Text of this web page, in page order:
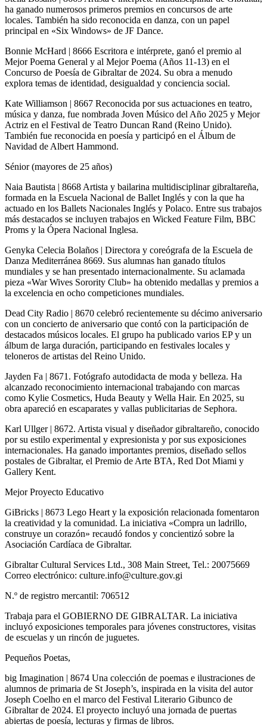
ha ganado numerosos primeros premios en concursos de arte
locales. También ha sido reconocida en danza, con un papel
principal en «Six Windows» de JF Dance.
Bonnie McHard | 8666 Escritora e intérprete, ganó el premio al
Mejor Poema General y al Mejor Poema (Años 11-13) en el
Concurso de Poesía de Gibraltar de 2024. Su obra a menudo
explora temas de identidad, desigualdad y conciencia social.
Kate Williamson | 8667 Reconocida por sus actuaciones en teatro,
música y danza, fue nombrada Joven Músico del Año 2025 y Mejor
Actriz en el Festival de Teatro Duncan Rand (Reino Unido).
También fue reconocida en poesía y participó en el Álbum de
Navidad de Albert Hammond.
Sénior (mayores de 25 años)
Naia Bautista | 8668 Artista y bailarina multidisciplinar gibraltareña,
formada en la Escuela Nacional de Ballet Inglés y con la que ha
actuado en los Ballets Nacionales Inglés y Polaco. Entre sus trabajos
más destacados se incluyen trabajos en Wicked Feature Film, BBC
Proms y la Ópera Nacional Inglesa.
Genyka Celecia Bolaños | Directora y coreógrafa de la Escuela de
Danza Mediterránea 8669. Sus alumnas han ganado títulos
mundiales y se han presentado internacionalmente. Su aclamada
pieza «War Wives Sorority Club» ha obtenido medallas y premios a
la excelencia en ocho competiciones mundiales.
Dead City Radio | 8670 celebró recientemente su décimo aniversario
con un concierto de aniversario que contó con la participación de
destacados músicos locales. El grupo ha publicado varios EP y un
álbum de larga duración, participando en festivales locales y
teloneros de artistas del Reino Unido.
Jayden Fa | 8671. Fotógrafo autodidacta de moda y belleza. Ha
alcanzado reconocimiento internacional trabajando con marcas
como Kylie Cosmetics, Huda Beauty y Wella Hair. En 2025, su
obra apareció en escaparates y vallas publicitarias de Sephora.
Karl Ullger | 8672. Artista visual y diseñador gibraltareño, conocido
por su estilo experimental y expresionista y por sus exposiciones
internacionales. Ha ganado importantes premios, diseñado sellos
postales de Gibraltar, el Premio de Arte BTA, Red Dot Miami y
Gallery Kent.
Mejor Proyecto Educativo
GiBricks | 8673 Lego Heart y la exposición relacionada fomentaron
la creatividad y la comunidad. La iniciativa «Compra un ladrillo,
construye un corazón» recaudó fondos y concientizó sobre la
Asociación Cardíaca de Gibraltar.
Gibraltar Cultural Services Ltd., 308 Main Street, Tel.: 20075669
Correo electrónico: culture.info@culture.gov.gi
N.º de registro mercantil: 706512
Trabaja para el GOBIERNO DE GIBRALTAR. La iniciativa
incluyó exposiciones temporales para jóvenes constructores, visitas
de escuelas y un rincón de juguetes.
Pequeños Poetas,
big Imagination | 8674 Una colección de poemas e ilustraciones de
alumnos de primaria de St Joseph’s, inspirada en la visita del autor
Joseph Coelho en el marco del Festival Literario Gibunco de
Gibraltar de 2024. El proyecto incluyó una jornada de puertas
abiertas de poesía, lecturas y firmas de libros.